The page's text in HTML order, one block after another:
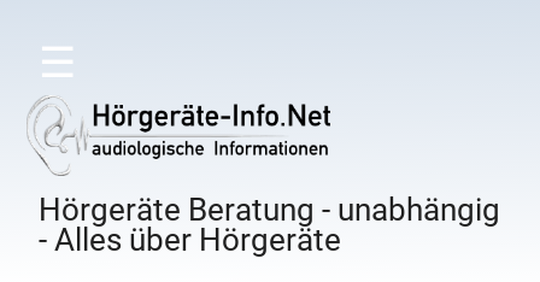
☰
Hörgeräte Beratung - unabhängig
- Alles über Hörgeräte